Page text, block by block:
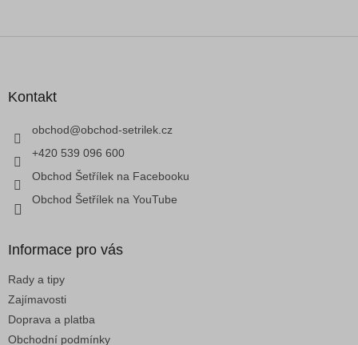
á
y
Kontakt
obchod@obchod-setrilek.cz
+420 539 096 600
Obchod Šetřílek na Facebooku
Obchod Šetřílek na YouTube
Informace pro vás
Rady a tipy
Zajímavosti
Doprava a platba
Obchodní podmínky